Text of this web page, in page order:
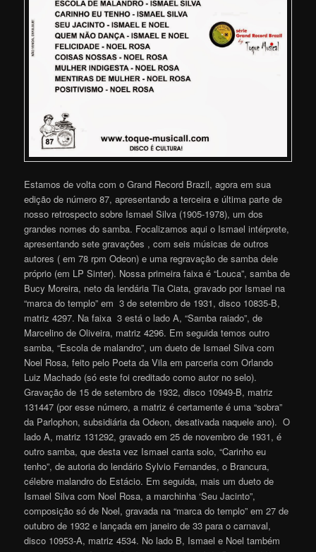
Estamos de volta com o Grand Record Brazil, agora em sua
edição de número 87, apresentando a terceira e última parte de
nosso retrospecto sobre Ismael Silva (1905-1978), um dos
grandes nomes do samba. Focalizamos aqui o Ismael intérprete,
apresentando sete gravações , com seis músicas de outros
autores ( em 78 rpm Odeon) e uma regravação de samba dele
próprio (em LP Sinter). Nossa primeira faixa é “Louca”, samba de
Bucy Moreira, neto da lendária Tia Ciata, gravado por Ismael na
“marca do templo” em 3 de setembro de 1931, disco 10835-B,
matriz 4297. Na faixa 3 está o lado A, “Samba raiado”, de
Marcelino de Oliveira, matriz 4296. Em seguida temos outro
samba, “Escola de malandro”, um dueto de Ismael Silva com
Noel Rosa, feito pelo Poeta da Vila em parceria com Orlando
Luiz Machado (só este foi creditado como autor no selo).
Gravação de 15 de setembro de 1932, disco 10949-B, matriz
131447 (por esse número, a matriz é certamente é uma “sobra”
da Parlophon, subsidiária da Odeon, desativada naquele ano). O
lado A, matriz 131292, gravado em 25 de novembro de 1931, é
outro samba, que desta vez Ismael canta solo, “Carinho eu
tenho”, de autoria do lendário Sylvio Fernandes, o Brancura,
célebre malandro do Estácio. Em seguida, mais um dueto de
Ismael Silva com Noel Rosa, a marchinha ‘Seu Jacinto”,
composição só de Noel, gravada na “marca do templo” em 27 de
outubro de 1932 e lançada em janeiro de 33 para o carnaval,
disco 10953-A, matriz 4534. No lado B, Ismael e Noel também